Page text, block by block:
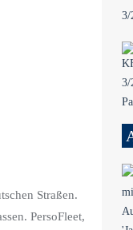
Straßen.
PersoFleet,